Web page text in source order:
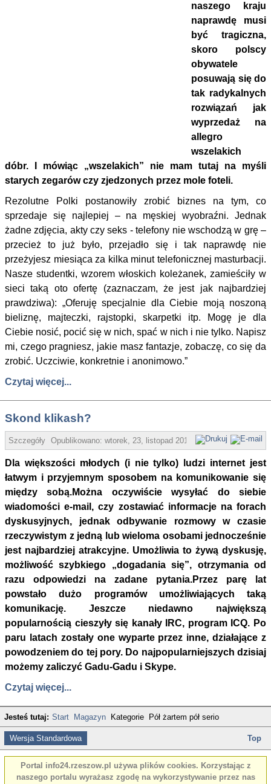
naszego kraju
naprawdę musi
być tragiczna,
skoro polscy
obywatele
posuwają się do
tak radykalnych
rozwiązań jak
wyprzedaż na
allegro
wszelakich
dóbr. I mówiąc „wszelakich” nie mam tutaj na myśli
starych zegarów czy zjedzonych przez mole foteli.
Rezolutne Polki postanowiły zrobić biznes na tym, co
sprzedaje się najlepiej – na męskiej wyobraźni. Jednak
żadne zdjęcia, akty czy seks - telefony nie wschodzą w grę –
przecież to już było, przejadło się i tak naprawdę nie
przeżyjesz miesiąca za kilka minut telefonicznej masturbacji.
Nasze studentki, wzorem włoskich koleżanek, zamieściły w
sieci taką oto ofertę (zaznaczam, że jest jak najbardziej
prawdziwa): „Oferuję specjalnie dla Ciebie moją noszoną
bieliznę, majteczki, rajstopki, skarpetki itp. Mogę je dla
Ciebie nosić, pocić się w nich, spać w nich i nie tylko. Napisz
mi, czego pragniesz, jakie masz fantazje, zobaczę, co się da
zrobić. Uczciwie, konkretnie i anonimowo.”
Czytaj więcej...
Skond klikash?
Szczegóły Opublikowano: wtorek, 23, listopad 2010 08:43 Małgorzata
Dla większości młodych (i nie tylko) ludzi internet jest
łatwym i przyjemnym sposobem na komunikowanie się
między sobą.Można oczywiście wysyłać do siebie
wiadomości e-mail, czy zostawiać informacje na forach
dyskusyjnych, jednak odbywanie rozmowy w czasie
rzeczywistym z jedną lub wieloma osobami jednocześnie
jest najbardziej atrakcyjne. Umożliwia to żywą dyskusję,
możliwość szybkiego „dogadania się”, otrzymania od
razu odpowiedzi na zadane pytania.Przez parę lat
powstało dużo programów umożliwiających taką
komunikację. Jeszcze niedawno największą
popularnością cieszyły się kanały IRC, program ICQ. Po
paru latach zostały one wyparte przez inne, działające z
powodzeniem do tej pory. Do najpopularniejszych dzisiaj
możemy zaliczyć Gadu-Gadu i Skype.
Czytaj więcej...
Jesteś tutaj: Start Magazyn Kategorie Pół żartem pół serio
Wersja Standardowa Top
Portal info24.rzeszow.pl używa plików cookies. Korzystając z
naszego portalu wyrażasz zgodę na wykorzystywanie przez nas